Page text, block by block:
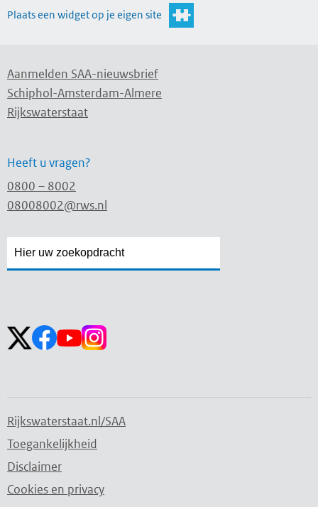
Plaats een widget op je eigen site
Aanmelden SAA-nieuwsbrief
Schiphol-Amsterdam-Almere
Rijkswaterstaat
Heeft u vragen?
0800 – 8002
08008002@rws.nl
Rijkswaterstaat.nl/SAA
Toegankelijkheid
Disclaimer
Cookies en privacy